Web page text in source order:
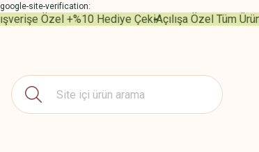
google-site-verification:
Özel +%10 Hediye ÇekiAçılışa Özel Tüm